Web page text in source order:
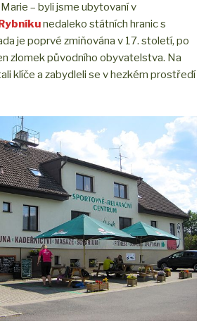
– byli jsme ubytovaní v
nedaleko státních hranic s
je poprvé zmiňována v 17. století, po
zlomek původního obyvatelstva. Na
klíče a zabydleli se v hezkém prostředí